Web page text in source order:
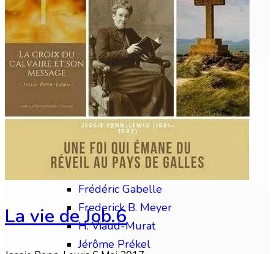
Benjamin Gabelle
Collection 2
Charles H.Mackintosh
Charles Spurgeon
Chip Brogden
Christian Briem
Charles Finney
David Wilkerson
Edward M. Bounds
Collection 3
Frédéric Gabelle
Frederick B. Meyer
H. Viaud-Murat
Jérôme Prékel
La vie de Job.6